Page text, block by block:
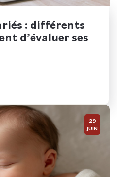
: différents
d’évaluer ses
29
JUIN